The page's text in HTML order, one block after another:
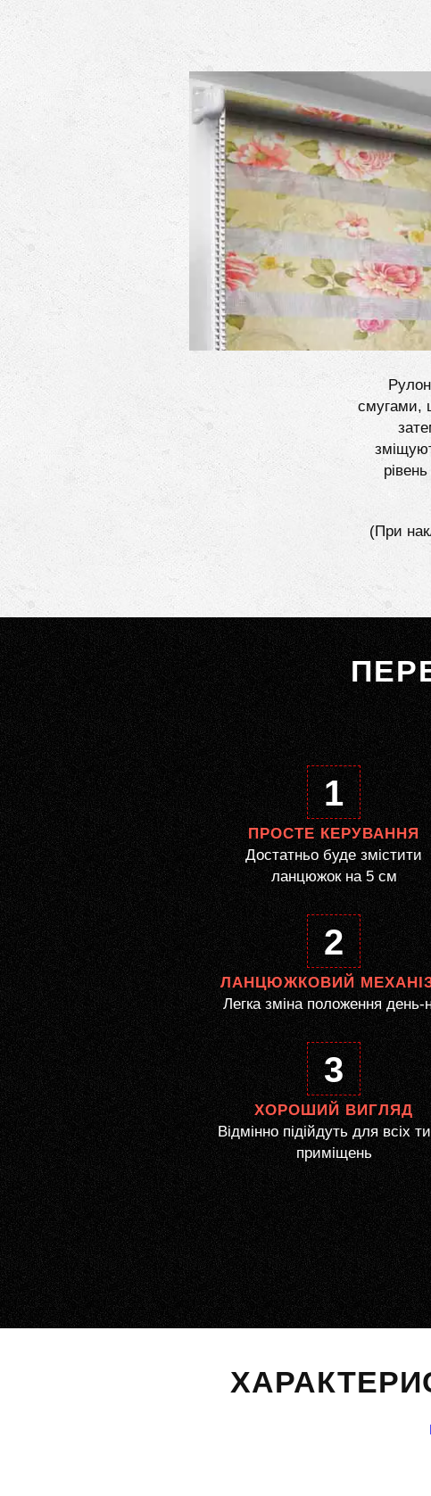
смугами,
(При
1
ПРОСТЕ КЕРУВАННЯ
Достатньо буде змістити
ланцюжок на 5 см
2
ЛАНЦЮЖКОВИЙ
Легка зміна положення день-
3
ХОРОШИЙ ВИГЛЯД
Відмінно підійдуть для всіх
приміщень